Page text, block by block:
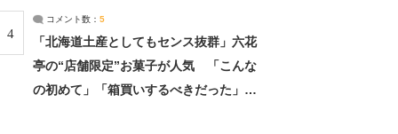
4
コメント数： 5
「北海道土産としてもセンス抜群」六花
亭の“店舗限定”お菓子が人気 「こんな
の初めて」「箱買いするべきだった」